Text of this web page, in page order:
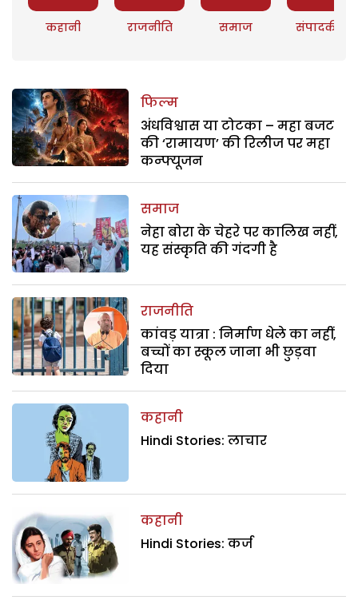
कहानी राजनीति समाज संपादकीय
फिल्म
अंधविश्वास या टोटका – महा बजट
की ‘रामायण’ की रिलीज पर महा
कन्फ्यूजन
समाज
नेहा बोरा के चेहरे पर कालिख नहीं,
यह संस्कृति की गंदगी है
राजनीति
कांवड़ यात्रा : निर्माण धेले का नहीं,
बच्चों का स्कूल जाना भी छुड़वा
दिया
कहानी
Hindi Stories: लाचार
कहानी
Hindi Stories: कर्ज